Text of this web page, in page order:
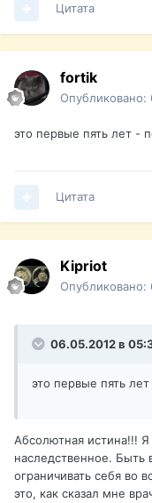
Цитата
fortik
Опубликовано:
это первые пять лет -
Цитата
Kipriot
Опубликовано:
06.05.2012 в
это первые пять
Абсолютная истина!!!
наследственное. Быть
ограничивать себя во
это, как сказал мне